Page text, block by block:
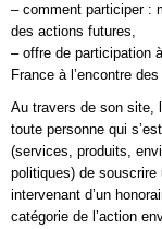
– comment participer :
des actions futures,
– offre de participation
France à l’encontre
Au travers de son site,
toute personne qui
(services, produits,
politiques) de souscrire
intervenant d’un
catégorie de l’action